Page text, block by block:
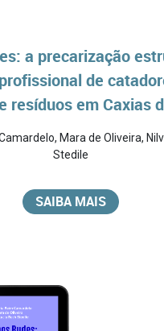
a precarização
de
resíduos em Caxias
, Mara de Oliveira,
Stedile
SAIBA MAIS